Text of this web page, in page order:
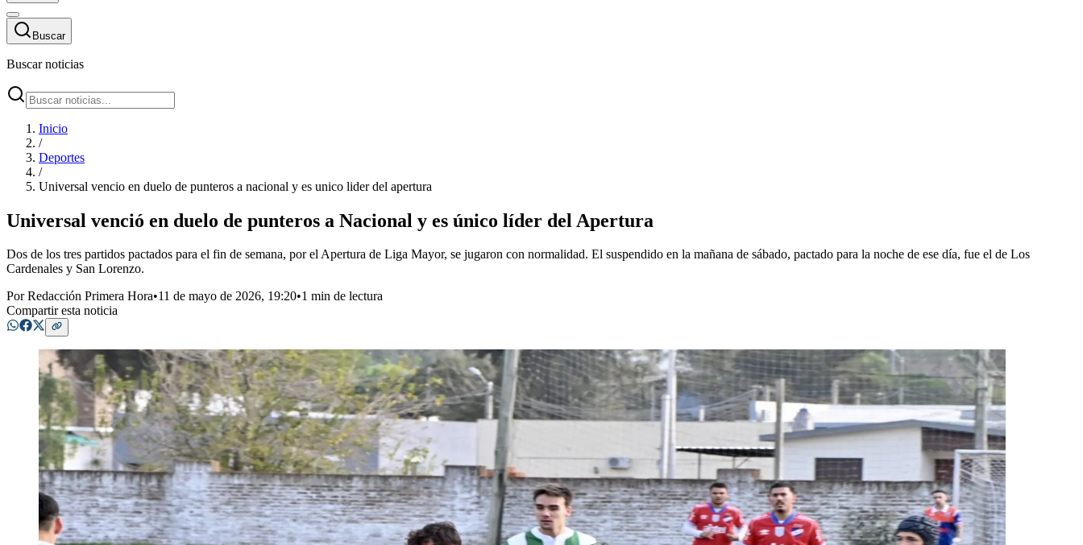
Buscar
Buscar noticias
Inicio
/
Deportes
/
Universal vencio en duelo de punteros a nacional y es unico lider del apertura
Universal venció en duelo de punteros a Nacional y es único líder del Apertura
Dos de los tres partidos pactados para el fin de semana, por el Apertura de Liga Mayor, se jugaron con normalidad. El suspendido en la mañana de sábado, pactado para la noche de ese día, fue el de Los
Cardenales y San Lorenzo.
PorRedacción Primera Hora•11 de mayo de 2026, 19:20•1 min de lectura
Compartir esta noticia